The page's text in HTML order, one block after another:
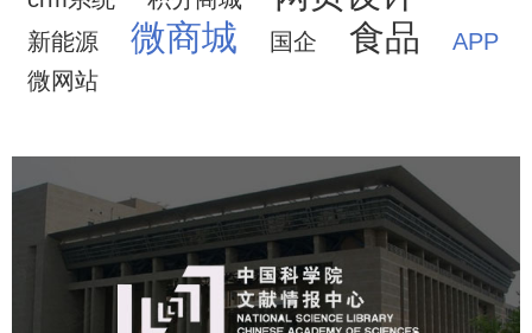
新能源 微商城 国企 食品
APP
微网站
中国科学院文献情报中心